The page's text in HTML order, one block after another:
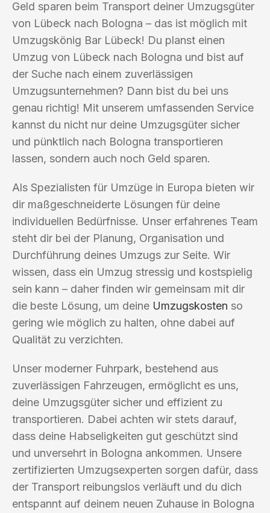
Geld sparen beim Transport deiner Umzugsgüter
von Lübeck nach Bologna – das ist möglich mit
Umzugskönig Bar Lübeck! Du planst einen
Umzug von Lübeck nach Bologna und bist auf
der Suche nach einem zuverlässigen
Umzugsunternehmen? Dann bist du bei uns
genau richtig! Mit unserem umfassenden Service
kannst du nicht nur deine Umzugsgüter sicher
und pünktlich nach Bologna transportieren
lassen, sondern auch noch Geld sparen.
Als Spezialisten für Umzüge in Europa bieten wir
dir maßgeschneiderte Lösungen für deine
individuellen Bedürfnisse. Unser erfahrenes Team
steht dir bei der Planung, Organisation und
Durchführung deines Umzugs zur Seite. Wir
wissen, dass ein Umzug stressig und kostspielig
sein kann – daher finden wir gemeinsam mit dir
die beste Lösung, um deine Umzugskosten so
gering wie möglich zu halten, ohne dabei auf
Qualität zu verzichten.
Unser moderner Fuhrpark, bestehend aus
zuverlässigen Fahrzeugen, ermöglicht es uns,
deine Umzugsgüter sicher und effizient zu
transportieren. Dabei achten wir stets darauf,
dass deine Habseligkeiten gut geschützt sind
und unversehrt in Bologna ankommen. Unsere
zertifizierten Umzugsexperten sorgen dafür, dass
der Transport reibungslos verläuft und du dich
entspannt auf deinem neuen Zuhause in Bologna